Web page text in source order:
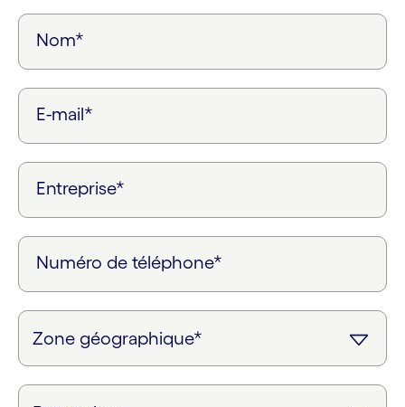
Nom*
E-mail*
Entreprise*
Numéro de téléphone*